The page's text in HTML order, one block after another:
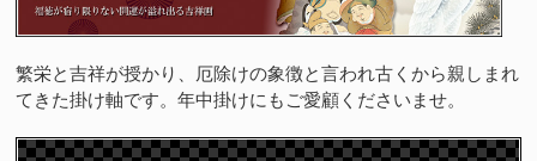
繁栄と吉祥が授かり、厄除けの象徴と言われ古くから親しまれ
てきた掛け軸です。年中掛けにもご愛顧くださいませ。